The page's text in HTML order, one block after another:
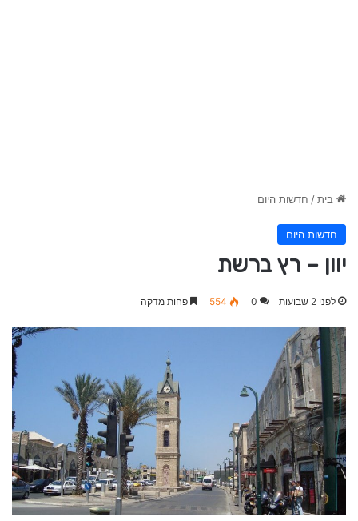
בית/ חדשות היום
חדשות היום
יוון – רץ ברשת
לפני 2 שבועות 0
554 פחות מדקה